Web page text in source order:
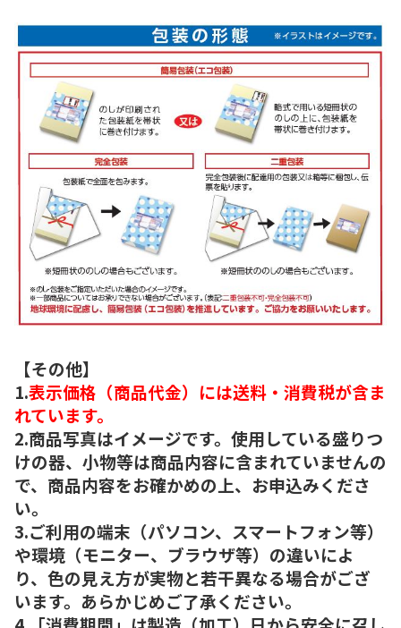
【その他】
1.表示価格（商品代金）には送料・消費税が含ま
れています。
2.商品写真はイメージです。使用している盛りつ
けの器、小物等は商品内容に含まれていませんの
で、商品内容をお確かめの上、お申込みくださ
い。
3.ご利用の端末（パソコン、スマートフォン等）
や環境（モニター、ブラウザ等）の違いによ
り、色の見え方が実物と若干異なる場合がござ
います。あらかじめご了承ください。